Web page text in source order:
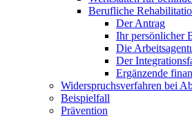
Berufliche
Der Antrag
Ihr persönlicher
Die
Der
Ergänzende
Widerspruchsverfahren bei
Beispielfall
Prävention